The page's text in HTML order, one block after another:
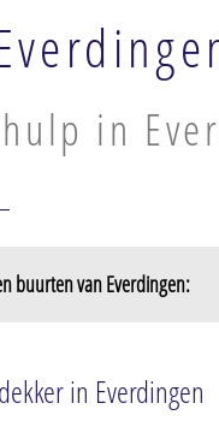
in
buurten van Everdingen:
in Everdingen